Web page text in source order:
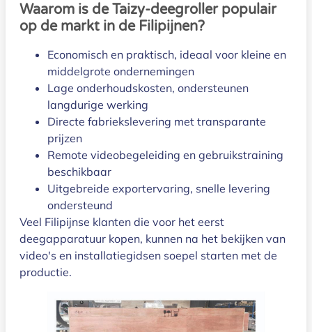
Waarom is de Taizy-deegroller populair
op de markt in de Filipijnen?
Economisch en praktisch, ideaal voor kleine en
middelgrote ondernemingen
Lage onderhoudskosten, ondersteunen
langdurige werking
Directe fabriekslevering met transparante
prijzen
Remote videobegeleiding en gebruikstraining
beschikbaar
Uitgebreide exportervaring, snelle levering
ondersteund
Veel Filipijnse klanten die voor het eerst
deegapparatuur kopen, kunnen na het bekijken van
video's en installatiegidsen soepel starten met de
productie.